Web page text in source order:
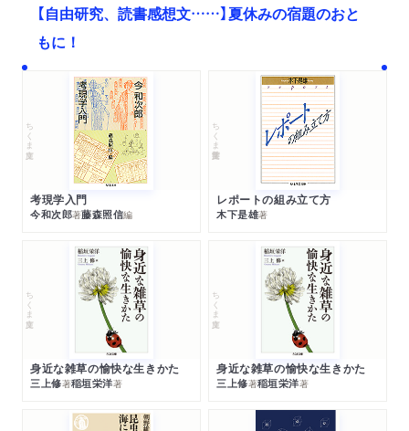
【自由研究、読書感想文……】夏休みの宿題のおと
もに！
ちくま文庫
考現学入門
今和次郎著藤森照信編
ちくま学芸文庫
レポートの組み立て方
木下是雄著
ちくま文庫
身近な雑草の愉快な生きかた
三上修著稲垣栄洋著
ちくま文庫
身近な雑草の愉快な生きかた
三上修著稲垣栄洋著